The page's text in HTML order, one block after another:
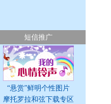
短信推广
“悬赏”鲜明个性图片
摩托罗拉和弦下载专区